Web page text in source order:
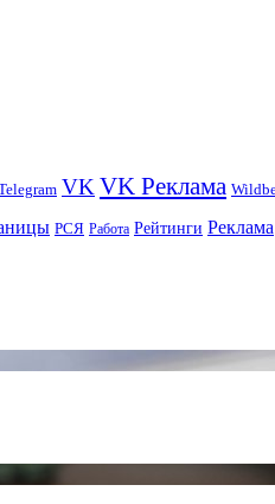
VKVK Реклама
РСЯ Работа Рейтинги Реклама